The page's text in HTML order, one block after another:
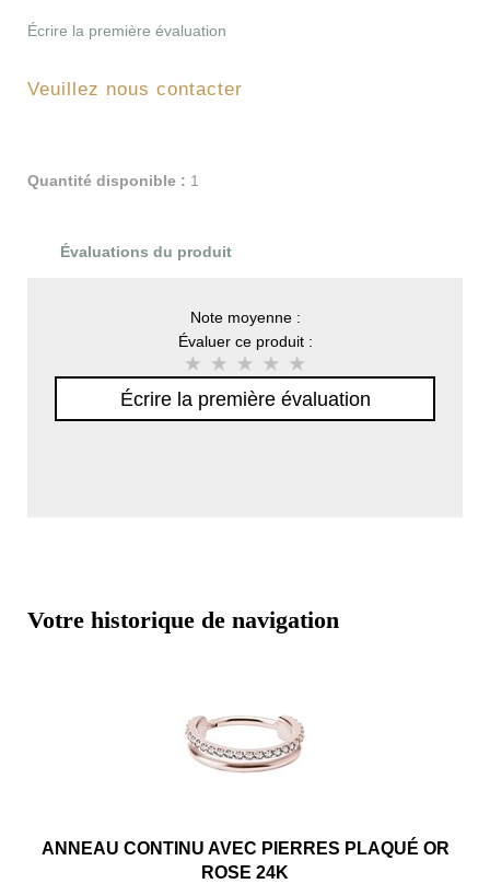
Écrire la première évaluation
Veuillez nous contacter
Quantité disponible : 1
Évaluations du produit
Note moyenne :
Évaluer ce produit :
Écrire la première évaluation
Votre historique de navigation
ANNEAU CONTINU AVEC PIERRES PLAQUÉ OR
ROSE 24K